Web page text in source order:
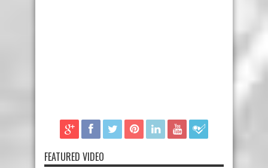
FEATURED VIDEO